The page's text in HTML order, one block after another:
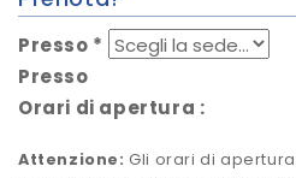
Presso *
Presso
Orari di apertura :
Attenzione: Gli orari di